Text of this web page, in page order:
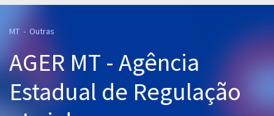
Pós
Graduação
MT - Outras
AGER MT - Agência
Estadual de Regulação